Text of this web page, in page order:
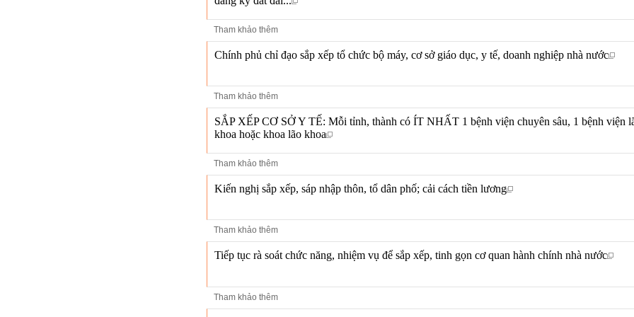
Tham khảo thêm
Chính phủ chỉ đạo sắp xếp tổ chức bộ máy, cơ sở giáo dục, y tế, doanh nghiệp nhà nước
Tham khảo thêm
SẮP XẾP CƠ SỞ Y TẾ: Mỗi tỉnh, thành có ÍT NHẤT 1 bệnh viện chuyên sâu, 1 bệnh viện
khoa hoặc khoa lão khoa
Tham khảo thêm
Kiến nghị sắp xếp, sáp nhập thôn, tổ dân phố; cải cách tiền lương
Tham khảo thêm
Tiếp tục rà soát chức năng, nhiệm vụ để sắp xếp, tinh gọn cơ quan hành chính nhà nước
Tham khảo thêm